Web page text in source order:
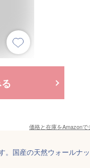
価格と在庫をAmazonで
。国産の天然ウォールナ